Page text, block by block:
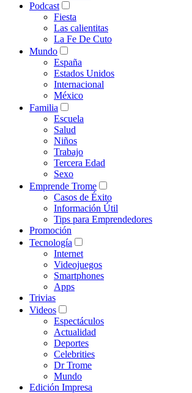
Podcast
Fiesta
Las calientitas
La Fe De Cuto
Mundo
España
Estados Unidos
Internacional
México
Familia
Escuela
Salud
Niños
Trabajo
Tercera Edad
Sexo
Emprende Trome
Casos de Éxito
Información Útil
Tips para Emprendedores
Promoción
Tecnología
Internet
Videojuegos
Smartphones
Apps
Trivias
Videos
Espectáculos
Actualidad
Deportes
Celebrities
Dr Trome
Mundo
Edición Impresa